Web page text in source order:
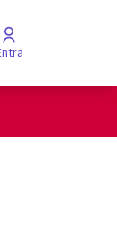
Entra